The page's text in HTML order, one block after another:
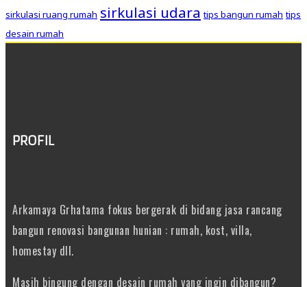
sirkulasi ruang rumah sirkulasi udara tips bangun rumah tips
desain rumah
PROFIL
Arkamaya Grhatama fokus bergerak di bidang jasa rancang
bangun renovasi bangunan hunian : rumah, kost, villa,
homestay dll.
Masih bingung dengan desain rumah yang ingin dibangun?